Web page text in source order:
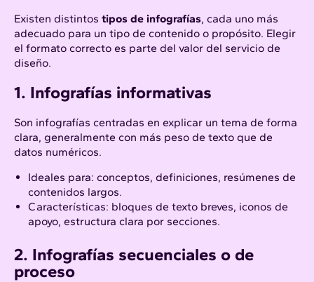
Existen distintos tipos de infografías, cada uno más
adecuado para un tipo de contenido o propósito. Elegir
el formato correcto es parte del valor del servicio de
diseño.
1. Infografías informativas
Son infografías centradas en explicar un tema de forma
clara, generalmente con más peso de texto que de
datos numéricos.
Ideales para: conceptos, definiciones, resúmenes de
contenidos largos.
Características: bloques de texto breves, iconos de
apoyo, estructura clara por secciones.
2. Infografías secuenciales o de
proceso